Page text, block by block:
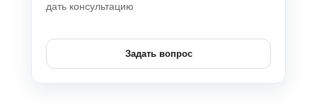
дать консультацию
Задать вопрос